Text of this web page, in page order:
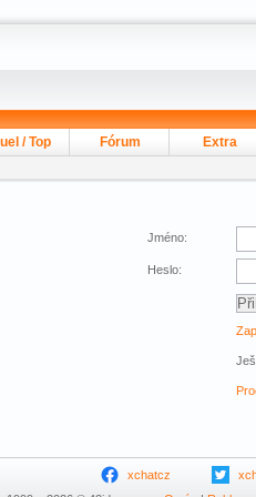
/ Top Fórum Extra
Jméno:
Heslo:
xchatcz